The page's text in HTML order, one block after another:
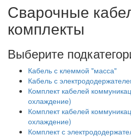
Сварочные
комплекты
Выберите
Кабель с клеммой "масса"
Кабель с
Комплект кабелей
охлаждение)
Комплект кабелей
охлаждение)
Комплект с